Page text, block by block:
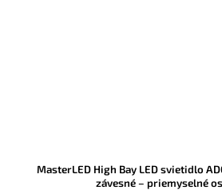
MasterLED High Bay LED svietidlo
závesné – priemyselné